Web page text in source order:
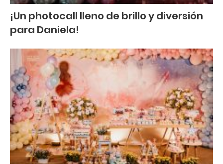
¡Un photocall lleno de brillo y diversión
para Daniela!